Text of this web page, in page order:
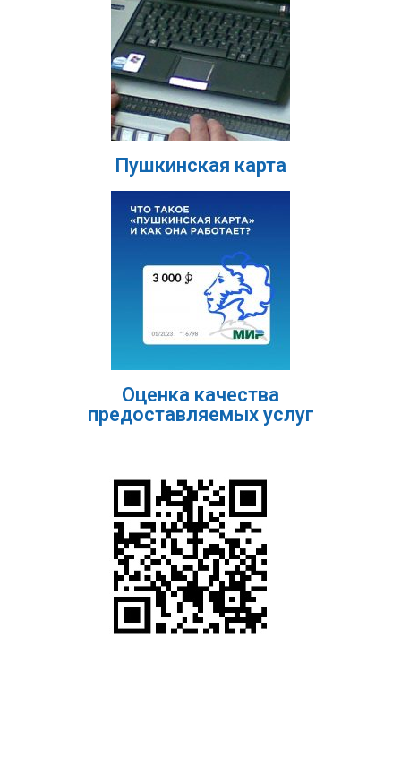
Пушкинская карта
Оценка качества
предоставляемых услуг